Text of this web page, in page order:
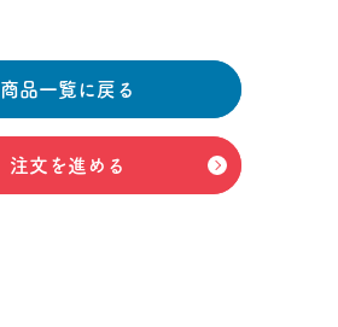
商品一覧に戻る
注文を進める